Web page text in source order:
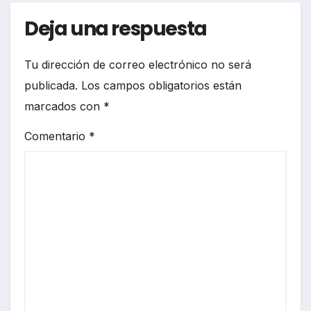
Deja una respuesta
Tu dirección de correo electrónico no será
publicada. Los campos obligatorios están
marcados con *
Comentario *